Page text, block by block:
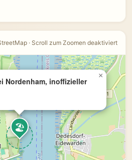
· Scroll zum Zoomen deaktiviert
🏖
Nordenham, inoffizieller
×